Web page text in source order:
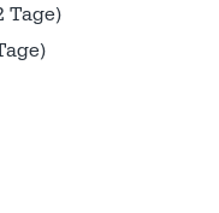
Tage)